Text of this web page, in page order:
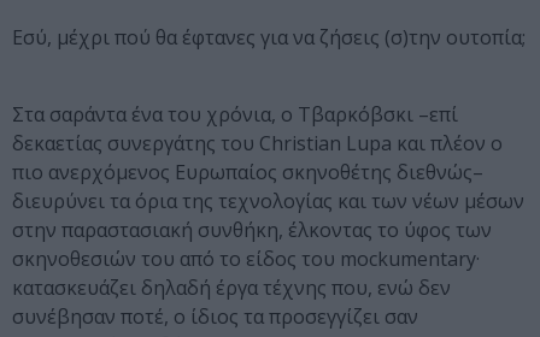
Eσύ, μέχρι πού θα έφτανες για να ζήσεις (σ)την ουτοπία;
Στα σαράντα ένα του χρόνια, ο Τβαρκόβσκι –επί
δεκαετίας συνεργάτης του Christian Lupa και πλέον ο
πιο ανερχόμενος Ευρωπαίος σκηνοθέτης διεθνώς–
διευρύνει τα όρια της τεχνολογίας και των νέων μέσων
στην παραστασιακή συνθήκη, έλκοντας το ύφος των
σκηνοθεσιών του από το είδος του mockumentary·
κατασκευάζει δηλαδή έργα τέχνης που, ενώ δεν
συνέβησαν ποτέ, ο ίδιος τα προσεγγίζει σαν